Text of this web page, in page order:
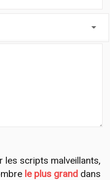
les scripts malveillants,
le plus grand dans